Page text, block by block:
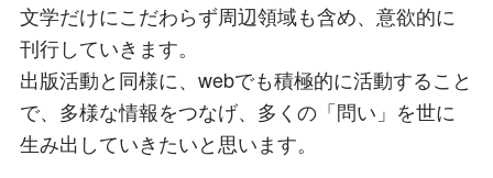
文学だけにこだわらず周辺領域も含め、意欲的に
刊行していきます。
出版活動と同様に、webでも積極的に活動すること
で、多様な情報をつなげ、多くの「問い」を世に
生み出していきたいと思います。